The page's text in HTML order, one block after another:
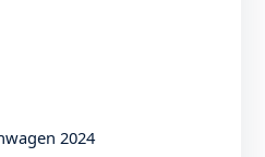
2024